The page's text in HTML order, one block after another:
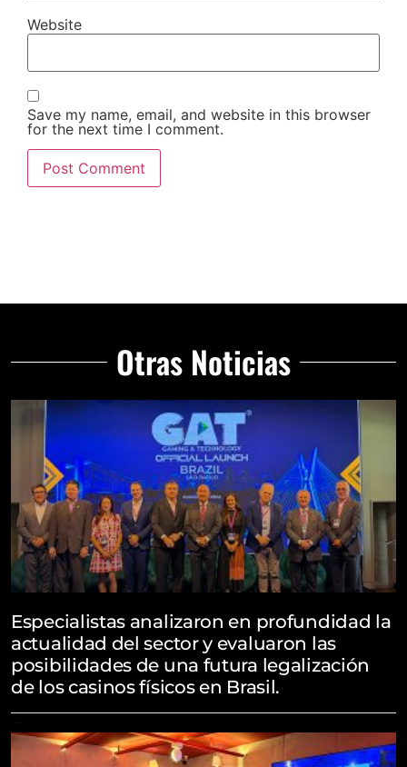
Website
Save my name, email, and website in this browser
for the next time I comment.
Otras Noticias
Especialistas analizaron en profundidad la
actualidad del sector y evaluaron las
posibilidades de una futura legalización
de los casinos físicos en Brasil.